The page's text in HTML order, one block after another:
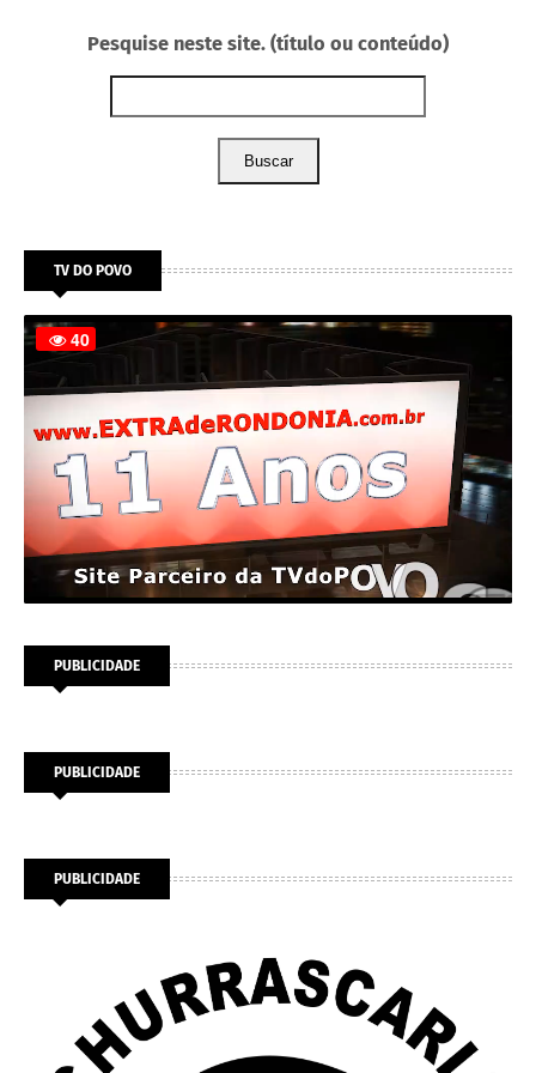
Pesquise neste site. (título ou conteúdo)
Buscar
TV DO POVO
PUBLICIDADE
PUBLICIDADE
PUBLICIDADE